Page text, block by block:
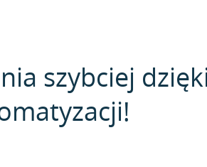
szybciej